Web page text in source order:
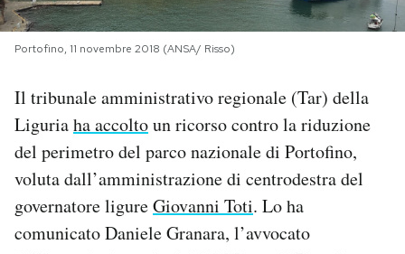
I MIEI PREFERITI
CALENDARIO
AREA PERSONALE
Area Personale
Portofino, 11 novembre 2018 (ANSA/ Risso)
Il tribunale amministrativo regionale (Tar) della
Liguriaha accoltoun ricorso contro la riduzione
del perimetro del parco nazionale di Portofino,
voluta dall’amministrazione di centrodestra del
governatore ligureGiovanni Toti. Lo ha
comunicato Daniele Granara, l’avvocato